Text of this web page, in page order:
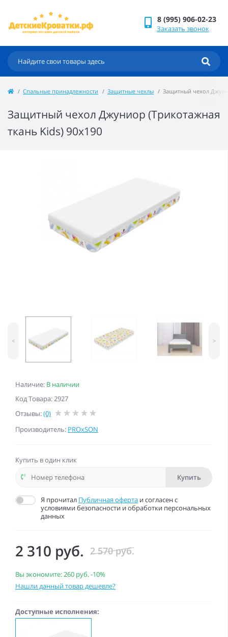
8 (995) 906-02-23
Заказать звонок
Спальные принадлежности Защитные чехлы Защитный чехол
Защитный чехол Джуниор (Трикотажная
ткань Kids) 90x190
Наличие: В наличии
Код Товара: 2927
Отзывы:(0)
Производитель: PROxSON
< >
Купить в один клик
Купить
Я прочитал Публичная оферта и согласен с
условиями безопасности и обработки персональных
данных
2 310 руб. 2 570 руб.
Вы экономите:260 руб.-10%
Нашли данный товар дешевле?
Доступные исполнения: